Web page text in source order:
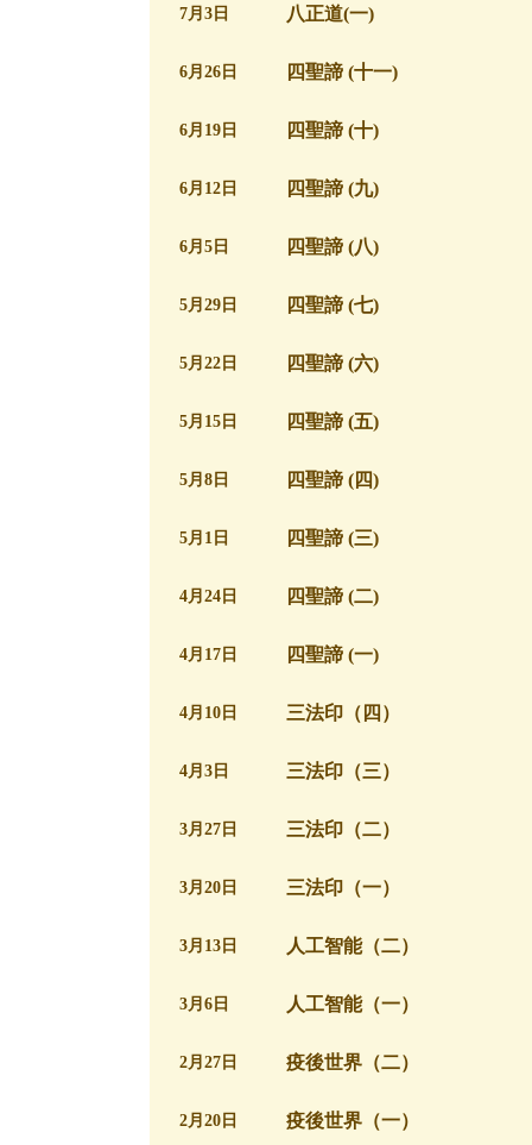
7月3日 八正道(一)
6月26日 四聖諦 (十一)
6月19日 四聖諦 (十)
6月12日 四聖諦 (九)
6月5日 四聖諦 (八)
5月29日 四聖諦 (七)
5月22日 四聖諦 (六)
5月15日 四聖諦 (五)
5月8日 四聖諦 (四)
5月1日 四聖諦 (三)
4月24日 四聖諦 (二)
4月17日 四聖諦 (一)
4月10日 三法印（四）
4月3日 三法印（三）
3月27日 三法印（二）
3月20日 三法印（一）
3月13日 人工智能（二）
3月6日 人工智能（一）
2月27日 疫後世界（二）
2月20日 疫後世界（一）